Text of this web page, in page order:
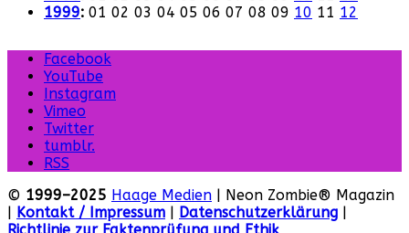
1999: 01 02 03 04 05 06 07 08 09 10 11 12
Facebook
YouTube
Instagram
Vimeo
Twitter
tumblr.
RSS
© 1999–2025 Haage Medien | Neon Zombie® Magazin
| Kontakt / Impressum | Datenschutzerklärung |